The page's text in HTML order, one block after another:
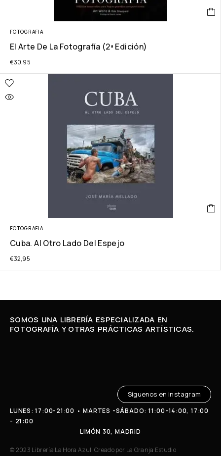
FOTOGRAFIA
El Arte De La Fotografía (2ª Edición)
€30,95
FOTOGRAFIA
Cuba. Al Otro Lado Del Espejo
€32,95
SOMOS UNA LIBRERÍA ESPECIALIZADA EN
FOTOGRAFÍA Y OTRAS PRÁCTICAS ARTÍSTICAS.
© 2023 Librería La Hora Azul. Creado por La Granja Estudio
LUNES: 17:00-21:00 • MARTES -SÁBADO: 11:00-14:00, 17:00
- 21:00
LIMÓN 30, MADRID
Síguenos en instagram